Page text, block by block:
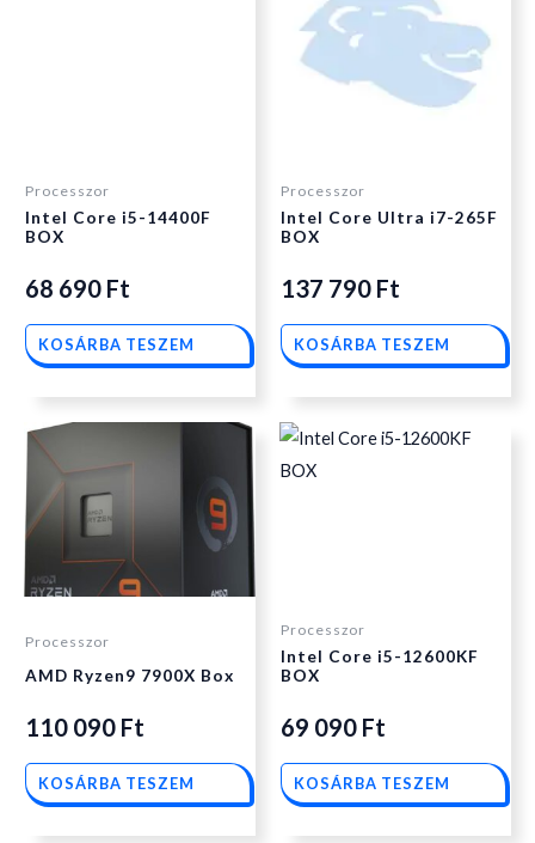
Processzor
Intel Core i5-14400F
BOX
68 690 Ft
KOSÁRBA TESZEM
Processzor
Intel Core Ultra i7-265F
BOX
137 790 Ft
KOSÁRBA TESZEM
Processzor
AMD Ryzen9 7900X Box
110 090 Ft
KOSÁRBA TESZEM
Processzor
Intel Core i5-12600KF
BOX
69 090 Ft
KOSÁRBA TESZEM